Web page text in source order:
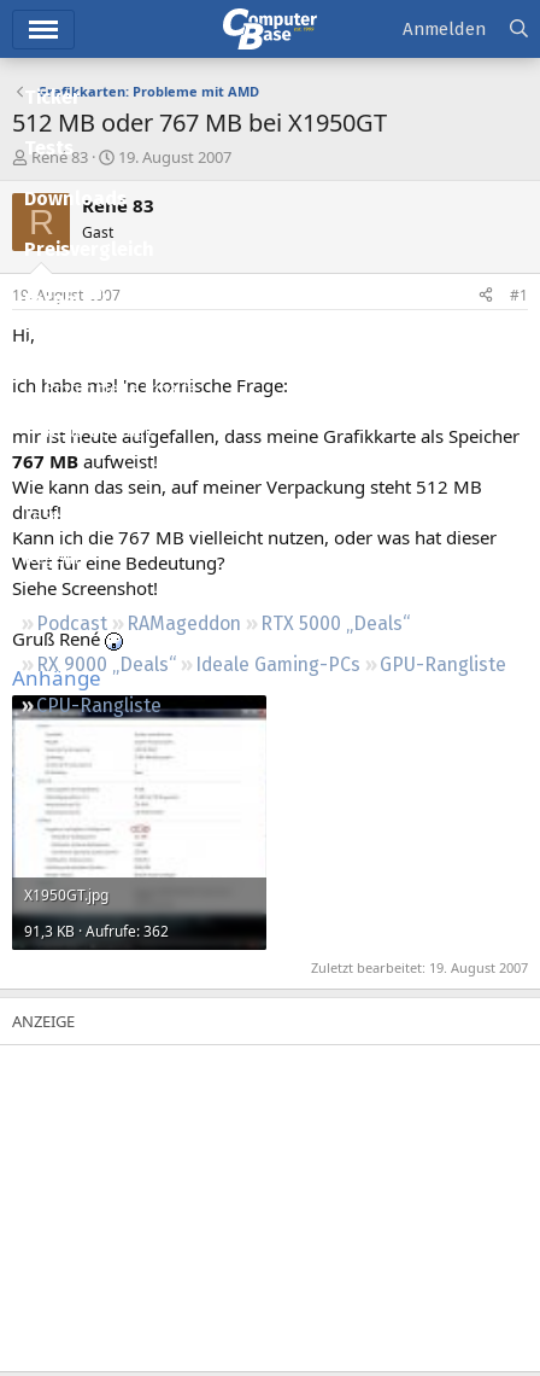
Ticker
Tests
Downloads
Preisvergleich
Forum
Aktuelles
Empfohlene Inhalte
Neue Beiträge
Neueste Aktivitäten
Leserartikel
Regeln
Podcast RAMageddon
RTX 5000 „Deals“
RX 9000 „Deals“
Ideale Gaming-PCs
GPU-Rangliste
CPU-Rangliste
Anmelden
Grafikkarten: Probleme mit AMD
512 MB oder 767 MB bei X1950GT
E
s
t
e
e
René 83
E
s
l
t
19. August 2007
R René 83
Gast
19. August 2007 #1
Hi,
ich habe mal 'ne komische Frage:
mir ist heute aufgefallen, dass meine Grafikkarte als Speicher
767 MB aufweist!
Wie kann das sein, auf meiner Verpackung steht 512 MB
drauf!
Kann ich die 767 MB vielleicht nutzen, oder was hat dieser
Wert für eine Bedeutung?
Siehe Screenshot!
Gruß René
Anhänge
X1950GT.jpg
91,3 KB · Aufrufe: 362
Zuletzt bearbeitet: 19. August 2007